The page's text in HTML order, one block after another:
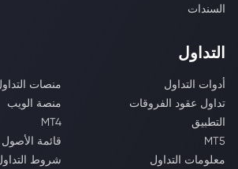
السندات
التداول
أدوات التداول
منصات
تداول عقود الفروقات
منصة الويب
التطبيق
MT4
MT5
قائمة الأصول
معلومات التداول
شروط